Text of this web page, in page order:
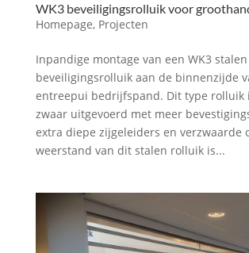
WK3 beveiligingsrolluik voor
Homepage, Projecten
Inpandige montage van een WK3 stalen
beveiligingsrolluik aan de binnenzijde
entreepui bedrijfspand. Dit type rolluik
zwaar uitgevoerd met meer
extra diepe zijgeleiders en verzwaarde
weerstand van dit stalen rolluik is...